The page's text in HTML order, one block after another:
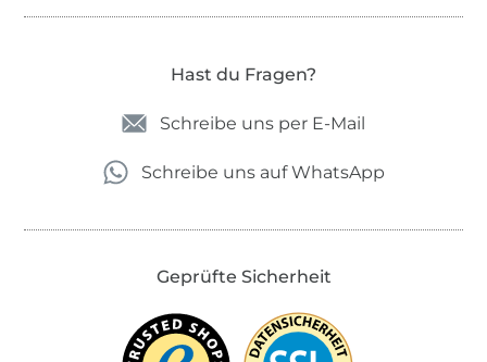
Hast du Fragen?
Schreibe uns per E-Mail
Schreibe uns auf WhatsApp
Geprüfte Sicherheit